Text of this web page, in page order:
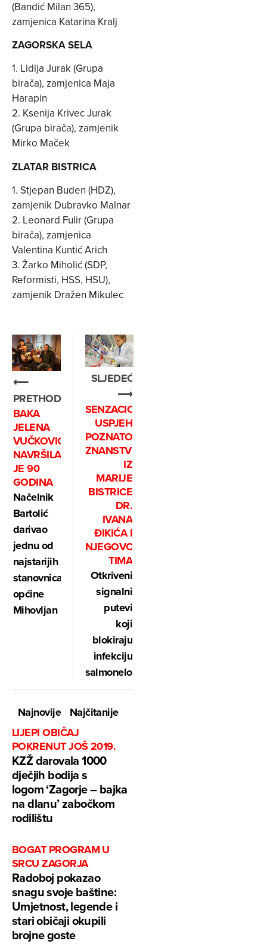
(Bandić Milan 365),
zamjenica Katarina Kralj
ZAGORSKA SELA
1. Lidija Jurak (Grupa
birača), zamjenica Maja
Harapin
2. Ksenija Krivec Jurak
(Grupa birača), zamjenik
Mirko Maček
ZLATAR BISTRICA
1. Stjepan Buden (HDZ),
zamjenik Dubravko Malnar
2. Leonard Fulir (Grupa
birača), zamjenica
Valentina Kuntić Arich
3. Žarko Miholić (SDP,
Reformisti, HSS, HSU),
zamjenik Dražen Mikulec
⟵
PRETHODNO
BAKA
JELENA
VUČKOVIĆ
NAVRŠILA
JE 90
GODINA
Načelnik
Bartolić
darivao
jednu od
najstarijih
stanovnica
općine
Mihovljan
SLJEDEĆE
⟶
SENZACIONALNI
USPJEH
POZNATOG
ZNANSTVENIKA
IZ
MARIJE
BISTRICE
DR.
IVANA
ĐIKIĆA I
NJEGOVOG
TIMA
Otkriveni
signalni
putevi
koji
blokiraju
infekciju
salmonelom
Najnovije
Najčitanije
LIJEPI OBIČAJ
POKRENUT JOŠ 2019.
KZŽ darovala 1000
dječjih bodija s
logom ‘Zagorje – bajka
na dlanu’ zabočkom
rodilištu
BOGAT PROGRAM U
SRCU ZAGORJA
Radoboj pokazao
snagu svoje baštine:
Umjetnost, legende i
stari običaji okupili
brojne goste